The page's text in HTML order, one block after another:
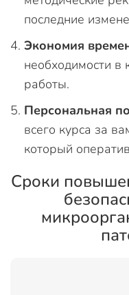
последние
Экономия
необходимости в
работы.
Персональная
всего курса за
который
Сроки